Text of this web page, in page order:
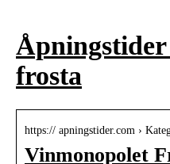
frosta
https:// apningstider.com ›
Vinmonopolet